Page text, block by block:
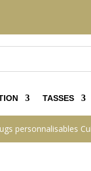
TASSES
personnalisables